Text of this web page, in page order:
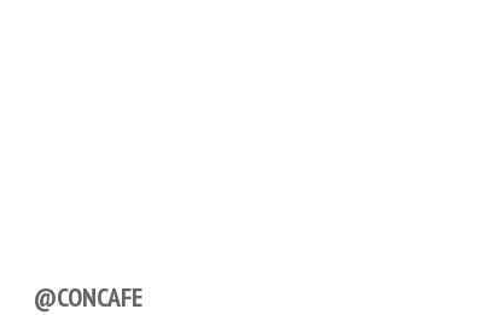
@CONCAFE